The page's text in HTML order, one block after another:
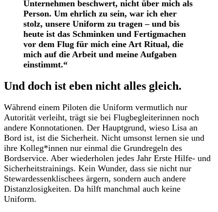
Unternehmen beschwert, nicht über mich als
Person. Um ehrlich zu sein, war ich eher
stolz, unsere Uniform zu tragen – und bis
heute ist das Schminken und Fertigmachen
vor dem Flug für mich eine Art Ritual, die
mich auf die Arbeit und meine Aufgaben
einstimmt.“
Und doch ist eben nicht alles gleich.
Während einem Piloten die Uniform vermutlich nur
Autorität verleiht, trägt sie bei Flugbegleiterinnen noch
andere Konnotationen. Der Hauptgrund, wieso Lisa an
Bord ist, ist die Sicherheit. Nicht umsonst lernen sie und
ihre Kolleg*innen nur einmal die Grundregeln des
Bordservice. Aber wiederholen jedes Jahr Erste Hilfe- und
Sicherheitstrainings. Kein Wunder, dass sie nicht nur
Stewardessenklischees ärgern, sondern auch andere
Distanzlosigkeiten. Da hilft manchmal auch keine
Uniform.